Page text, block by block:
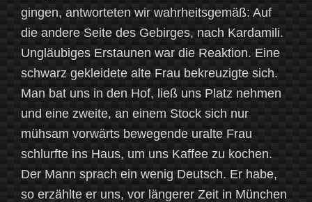
gingen, antworteten wir wahrheitsgemäß: Auf
die andere Seite des Gebirges, nach Kardamili.
Ungläubiges Erstaunen war die Reaktion. Eine
schwarz gekleidete alte Frau bekreuzigte sich.
Man bat uns in den Hof, ließ uns Platz nehmen
und eine zweite, an einem Stock sich nur
mühsam vorwärts bewegende uralte Frau
schlurfte ins Haus, um uns Kaffee zu kochen.
Der Mann sprach ein wenig Deutsch. Er habe,
so erzählte er uns, vor längerer Zeit in München